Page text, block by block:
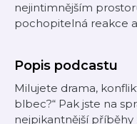
nejintimnějším
pochopitelná reakce
Popis podcastu
Milujete drama,
blbec?“ Pak jste na
nejpikantnější příběhy